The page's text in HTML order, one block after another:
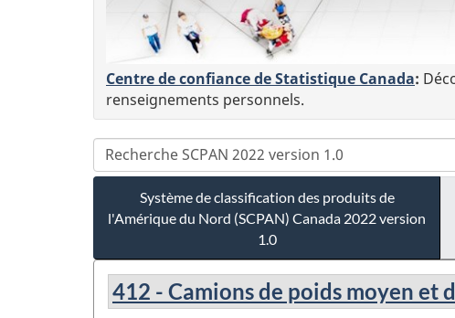
Centre de confiance de Statistique Canada:
renseignements personnels.
Système de classification des produits de
l'Amérique du Nord (SCPAN) Canada 2022 version
1.0
412 - Camions de poids moyen et